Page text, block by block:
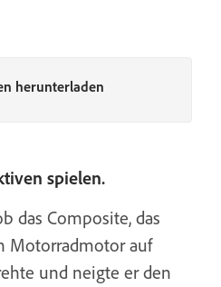
herunterladen
spielen.
das Composite, das
Motorradmotor auf
und neigte er den